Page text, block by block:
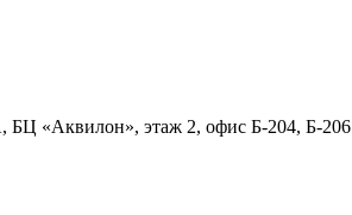
БЦ «Аквилон», этаж 2, офис Б-204, Б-206